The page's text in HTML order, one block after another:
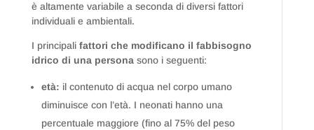
è altamente variabile a seconda di diversi fattori
individuali e ambientali.
I principalifattori che modificano il fabbisogno
idrico di una personasono i seguenti:
età: il contenuto di acqua nel corpo umano
diminuisce con l’età. I neonati hanno una
percentuale maggiore (fino al 75% del peso